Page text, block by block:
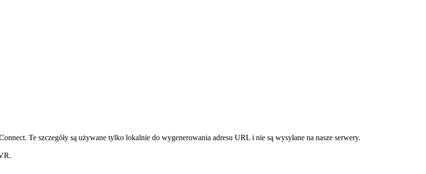
Te szczegóły są używane tylko lokalnie do wygenerowania adresu URL i nie są wysyłane na nasze serwery.